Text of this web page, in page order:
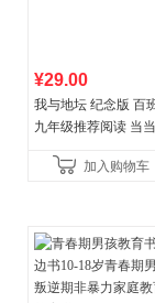
¥29.00
我与地坛 纪念版 百
九年级推荐阅读 当
加入购物车